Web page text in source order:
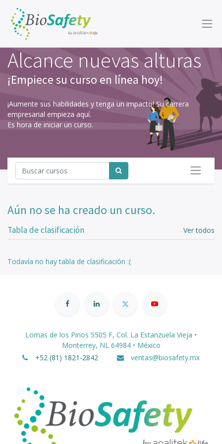
Alcance nuevas alturas
¡Empiece su curso en línea hoy!
¡Aumente sus habilidades y tenga un impacto! Su carrera
empresarial empieza aquí.
Es hora de iniciar un curso.
Ver todos
Tabla de clasificación
Todavía no hay tabla de clasificación :(
Aún no se ha creado un curso.
Lomas de los Pinos 5505 F, Col. La Estanzuela Vieja •
Monterrey, NL 64984 • México
+52 (81) 1821-2842
ventas@biosafety.mx